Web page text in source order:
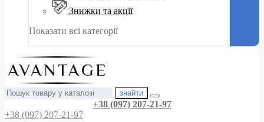
Знижки та акції
Показати всі категорії
знайти
+38 (097) 207-21-97
+38 (097) 207-21-97